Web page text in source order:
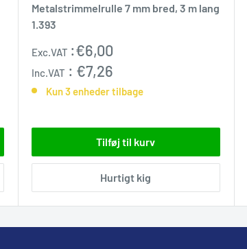
Metalstrimmelrulle 7 mm bred, 3 m lang
1.393
Udsalgspris
Exc.VAT :€6,00
Inc.VAT : €7,26
Kun 3 enheder tilbage
Tilføj til kurv
Hurtigt kig